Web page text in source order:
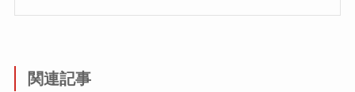
関連記事